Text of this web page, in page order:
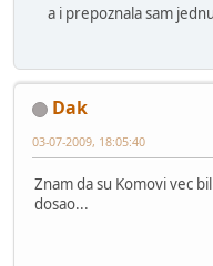
a i prepoznala sam
Dak
03-07-2009, 18:05:40
Znam da su Komovi vec
dosao...